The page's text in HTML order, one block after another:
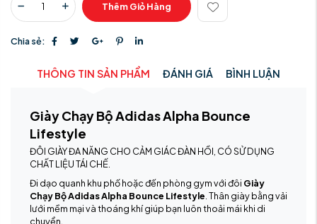
Thêm Giỏ Hàng
Chia sẻ:
THÔNG TIN SẢN PHẨM ĐÁNH GIÁ BÌNH LUẬN
Giày Chạy Bộ Adidas Alpha Bounce
Lifestyle
ĐÔI GIÀY ĐA NĂNG CHO CẢM GIÁC ĐÀN HỒI, CÓ SỬ DỤNG
CHẤT LIỆU TÁI CHẾ.
Đi dạo quanh khu phố hoặc đến phòng gym với đôi Giày
Chạy Bộ Adidas Alpha Bounce Lifestyle. Thân giày bằng vải
lưới mềm mại và thoáng khí giúp bạn luôn thoải mái khi di
chuyển.